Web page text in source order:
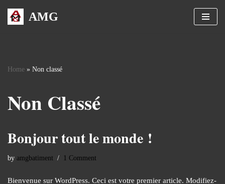
Skip
AMG
Home » Non classé
Non Classé
Bonjour tout le monde !
by amgbatiment 1 Comment
Bienvenue sur WordPress. Ceci est votre premier article. Modifiez-